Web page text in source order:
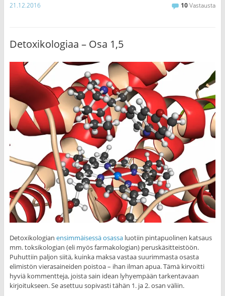
21.12.2016 10Vastausta
Detoxikologiaa – Osa 1,5
Detoxikologian ensimmäisessä osassaluotiin pintapuolinen katsaus
mm. toksikologian (eli myös farmakologian) peruskäsitteistöön.
Puhuttiin paljon siitä, kuinka maksa vastaa suurimmasta osasta
elimistön vierasaineiden poistoa – ihan ilman apua. Tämä kirvoitti
hyviä kommentteja, joista sain idean lyhyempään tarkentavaan
kirjoitukseen. Se asettuu sopivasti tähän 1. ja 2. osan väliin.